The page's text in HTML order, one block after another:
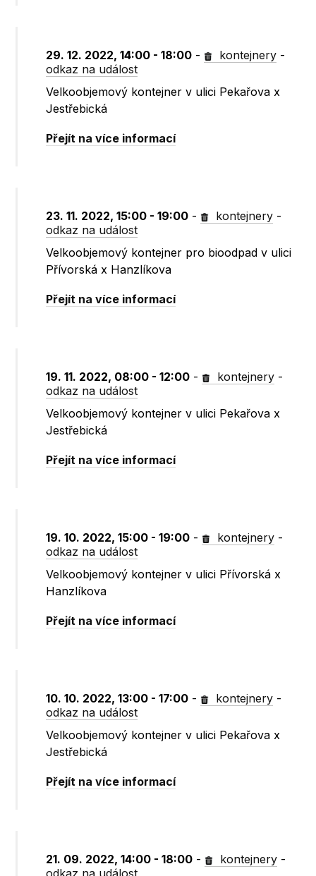
29. 12. 2022, 14:00 - 18:00 - kontejnery -
odkaz na událost
Velkoobjemový kontejner v ulici Pekařova x
Jestřebická
Přejít na více informací
23. 11. 2022, 15:00 - 19:00 - kontejnery -
odkaz na událost
Velkoobjemový kontejner pro bioodpad v ulici
Přívorská x Hanzlíkova
Přejít na více informací
19. 11. 2022, 08:00 - 12:00 - kontejnery -
odkaz na událost
Velkoobjemový kontejner v ulici Pekařova x
Jestřebická
Přejít na více informací
19. 10. 2022, 15:00 - 19:00 - kontejnery -
odkaz na událost
Velkoobjemový kontejner v ulici Přívorská x
Hanzlíkova
Přejít na více informací
10. 10. 2022, 13:00 - 17:00 - kontejnery -
odkaz na událost
Velkoobjemový kontejner v ulici Pekařova x
Jestřebická
Přejít na více informací
21. 09. 2022, 14:00 - 18:00 - kontejnery -
odkaz na událost